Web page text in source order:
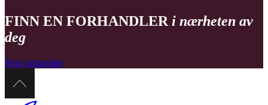
FINN EN FORHANDLER i nærheten av
deg
Finn forhandler